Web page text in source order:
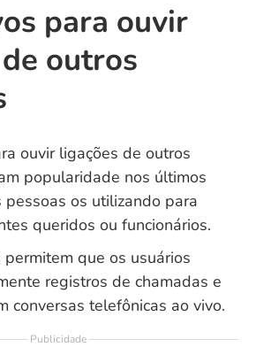
para ouvir
outros
ouvir ligações de outros
popularidade nos últimos
pessoas os utilizando para
queridos ou funcionários.
que os usuários
registros de chamadas e
conversas telefônicas ao vivo.
Publicidade